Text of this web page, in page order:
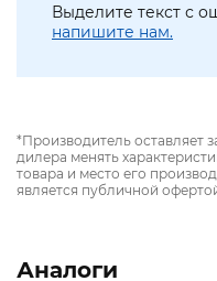
Выделите текст с
напишите нам.
*Производитель оставляет
дилера менять
товара и место его
является публичной
Аналоги